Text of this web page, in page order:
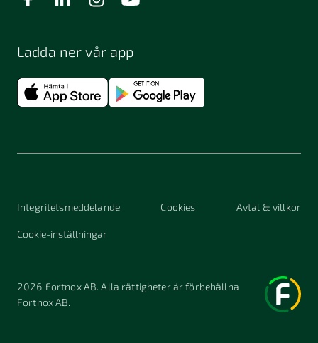
Ladda ner vår app
Integritetsmeddelande Cookies Avtal & villkor
Cookie-inställningar
2026 Fortnox AB. Alla rättigheter är förbehållna
Fortnox AB.